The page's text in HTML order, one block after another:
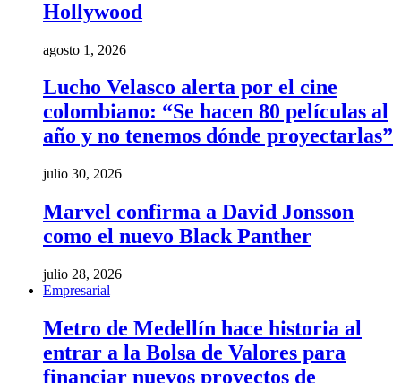
Hollywood
agosto 1, 2026
Lucho Velasco alerta por el cine
colombiano: “Se hacen 80 películas al
año y no tenemos dónde proyectarlas”
julio 30, 2026
Marvel confirma a David Jonsson
como el nuevo Black Panther
julio 28, 2026
Empresarial
Metro de Medellín hace historia al
entrar a la Bolsa de Valores para
financiar nuevos proyectos de